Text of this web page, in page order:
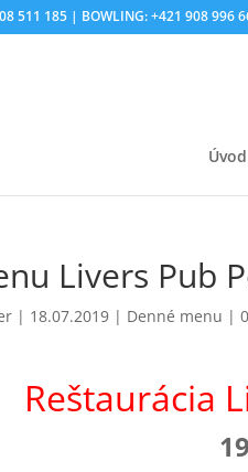
511 185 | BOWLING: +421 908 996
Úvod
Livers Pub
| 18.07.2019 | Denné menu |
Reštaurácia